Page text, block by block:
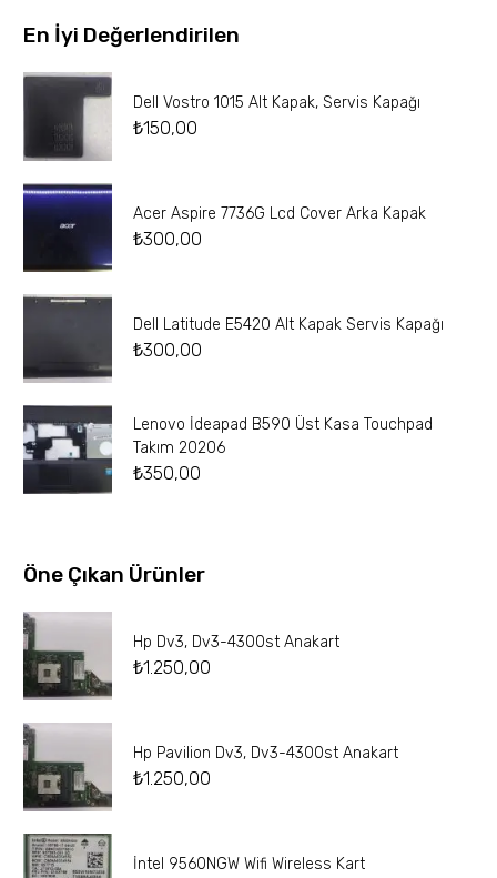
En İyi Değerlendirilen
Dell Vostro 1015 Alt Kapak, Servis Kapağı
₺150,00
Acer Aspire 7736G Lcd Cover Arka Kapak
₺300,00
Dell Latitude E5420 Alt Kapak Servis Kapağı
₺300,00
Lenovo İdeapad B590 Üst Kasa Touchpad
Takım 20206
₺350,00
Öne Çıkan Ürünler
Hp Dv3, Dv3-4300st Anakart
₺1.250,00
Hp Pavilion Dv3, Dv3-4300st Anakart
₺1.250,00
İntel 9560NGW Wifi Wireless Kart